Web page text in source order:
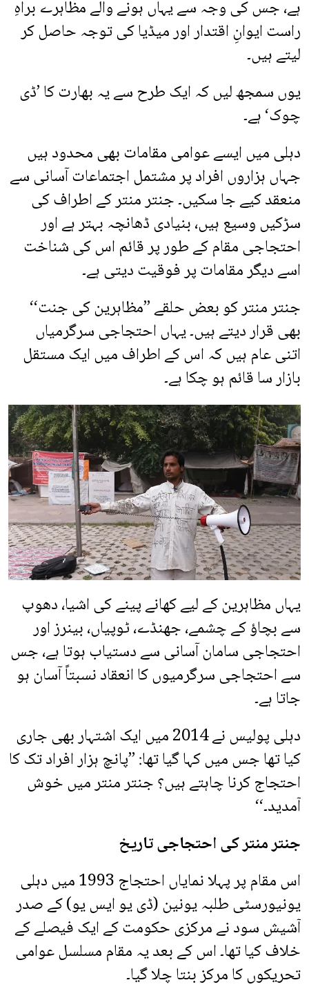
ہے، جس کی وجہ سے یہاں ہونے والے مظاہرے براہِ
راست ایوانِ اقتدار اور میڈیا کی توجہ حاصل کر
لیتے ہیں۔
یوں سمجھ لیں کہ ایک طرح سے یہ بھارت کا ’ڈی
چوک‘ ہے۔
دہلی میں ایسے عوامی مقامات بھی محدود ہیں
جہاں ہزاروں افراد پر مشتمل اجتماعات آسانی سے
منعقد کیے جا سکیں۔ جنتر منتر کے اطراف کی
سڑکیں وسیع ہیں، بنیادی ڈھانچہ بہتر ہے اور
احتجاجی مقام کے طور پر قائم اس کی شناخت
اسے دیگر مقامات پر فوقیت دیتی ہے۔
جنتر منتر کو بعض حلقے ’’مظاہرین کی جنت‘‘
بھی قرار دیتے ہیں۔ یہاں احتجاجی سرگرمیاں
اتنی عام ہیں کہ اس کے اطراف میں ایک مستقل
بازار سا قائم ہو چکا ہے۔
یہاں مظاہرین کے لیے کھانے پینے کی اشیا، دھوپ
سے بچاؤ کے چشمے، جھنڈے، ٹوپیاں، بینرز اور
احتجاجی سامان آسانی سے دستیاب ہوتا ہے، جس
سے احتجاجی سرگرمیوں کا انعقاد نسبتاً آسان ہو
جاتا ہے۔
دہلی پولیس نے 2014 میں ایک اشتہار بھی جاری
کیا تھا جس میں کہا گیا تھا: ’’پانچ ہزار افراد تک کا
احتجاج کرنا چاہتے ہیں؟ جنتر منتر میں خوش
آمدید۔‘‘
جنتر منتر کی احتجاجی تاریخ
اس مقام پر پہلا نمایاں احتجاج 1993 میں دہلی
یونیورسٹی طلبہ یونین (ڈی یو ایس یو) کے صدر
آشیش سود نے مرکزی حکومت کے ایک فیصلے کے
خلاف کیا تھا۔ اس کے بعد یہ مقام مسلسل عوامی
تحریکوں کا مرکز بنتا چلا گیا۔